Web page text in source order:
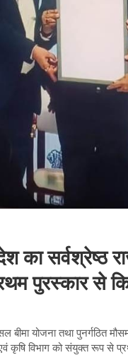
का सर्वश्रेष्ठ
पुरस्कार से
बीमा योजना तथा पुनर्गठित
एवं कृषि विभाग को संयुक्त रूप से